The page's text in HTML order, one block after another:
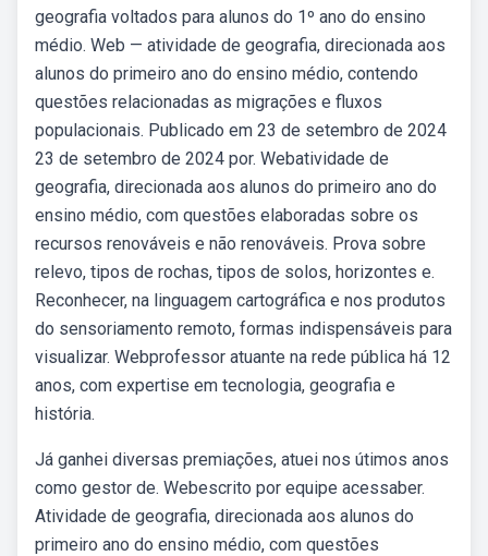
geografia voltados para alunos do 1º ano do ensino
médio. Web — atividade de geografia, direcionada aos
alunos do primeiro ano do ensino médio, contendo
questões relacionadas as migrações e fluxos
populacionais. Publicado em 23 de setembro de 2024
23 de setembro de 2024 por. Webatividade de
geografia, direcionada aos alunos do primeiro ano do
ensino médio, com questões elaboradas sobre os
recursos renováveis e não renováveis. Prova sobre
relevo, tipos de rochas, tipos de solos, horizontes e.
Reconhecer, na linguagem cartográfica e nos produtos
do sensoriamento remoto, formas indispensáveis para
visualizar. Webprofessor atuante na rede pública há 12
anos, com expertise em tecnologia, geografia e
história.
Já ganhei diversas premiações, atuei nos útimos anos
como gestor de. Webescrito por equipe acessaber.
Atividade de geografia, direcionada aos alunos do
primeiro ano do ensino médio, com questões